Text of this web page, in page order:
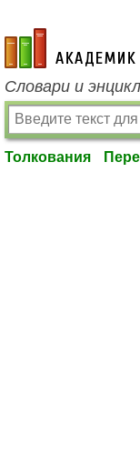
academic.ru
Словари и
Толкования